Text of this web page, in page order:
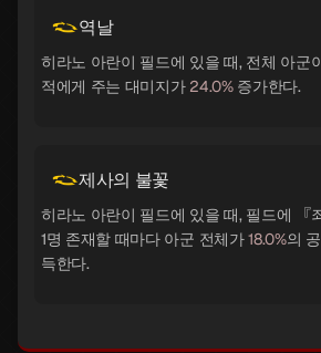
역날
히라노 아란이 필드에 있을 때, 전체 아군
적에게 주는 대미지가 24.0%증가한다.
제사의 불꽃
히라노 아란이 필드에 있을 때, 필드에 『
1명 존재할 때마다 아군 전체가18.0%의
득한다.